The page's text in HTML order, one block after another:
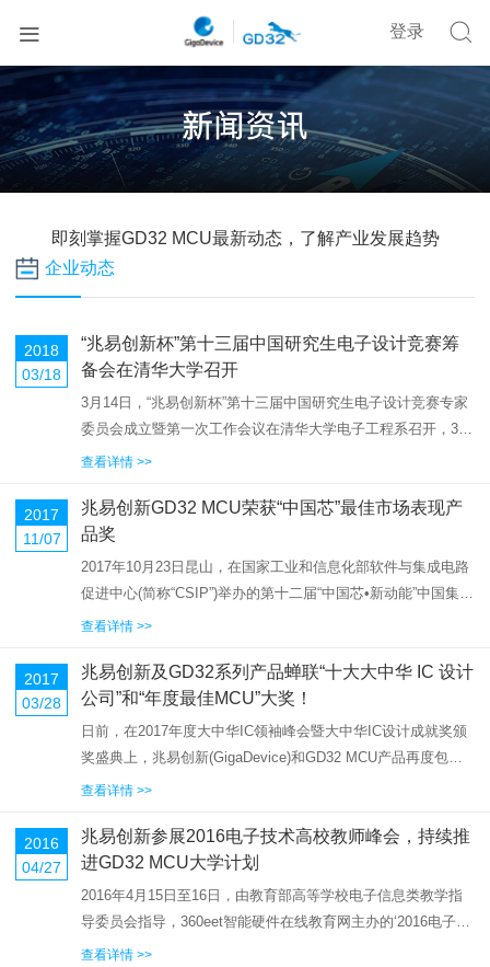
 
登录
即刻掌握GD32 MCU最新动态，了解产业发展趋势
企业动态
2018
03/18
“兆易创新杯”第十三届中国研究生电子设计竞赛筹
备会在清华大学召开
3月14日，“兆易创新杯”第十三届中国研究生电子设计竞赛专家
委员会成立暨第一次工作会议在清华大学电子工程系召开，30
余位专委会委员、企业代表及秘书处全体工作人员出席了本次
生教育发展中心、...
查看详情 >>
2017
11/07
兆易创新GD32 MCU荣获“中国芯”最佳市场表现产
品奖
2017年10月23日昆山，在国家工业和信息化部软件与集成电路
促进中心(简称“CSIP”)举办的第十二届“中国芯•新动能”中国集成
电路产业促进大会上，北京兆易创新科技股份有限公司
查看详情 >>
2017
03/28
兆易创新及GD32系列产品蝉联“十大大中华 IC 设计
公司”和“年度最佳MCU”大奖！
日前，在2017年度大中华IC领袖峰会暨大中华IC设计成就奖颁
奖盛典上，兆易创新(GigaDevice)和GD32 MCU产品再度包
揽“十大大中华 IC 设计公司”和“年度最佳处理器/MCU/FPGA”
查看详情 >>
2016
04/27
兆易创新参展2016电子技术高校教师峰会，持续推
进GD32 MCU大学计划
2016年4月15日至16日，由教育部高等学校电子信息类教学指
导委员会指导，360eet智能硬件在线教育网主办的‘2016电子创
新技术高校教师峰会暨2016物联网生态圈“产学合作育人”交流
查看详情 >>